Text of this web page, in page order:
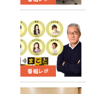
番組レポ